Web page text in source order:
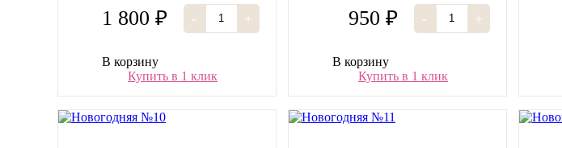
1 800 ₽ - +
В корзину
Купить в 1 клик
950 ₽ - +
В корзину
Купить в 1 клик